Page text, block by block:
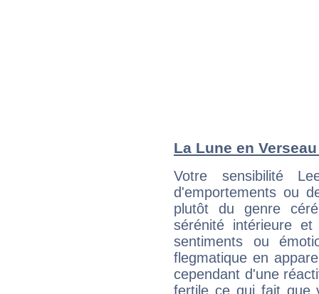
La Lune en
Votre sensibilité
d'emportements ou
plutôt du genre
sérénité intérieure
sentiments ou
flegmatique en
cependant d'une
fertile ce qui fait que